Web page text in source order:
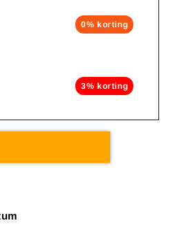
0% korting
3% korting